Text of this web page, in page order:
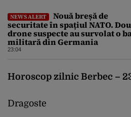
NEWS ALERT
Nouă breșă de
securitate în spațiul NATO.
drone suspecte au survolat o
militară din Germania
23:04
Horoscop zilnic Berbec –
Dragoste